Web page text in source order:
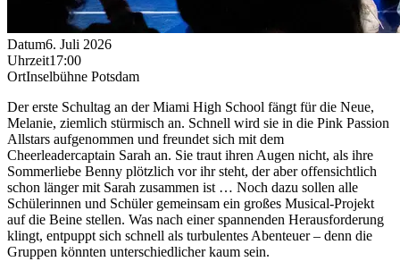
Datum6. Juli 2026
Uhrzeit17:00
OrtInselbühne Potsdam
Der erste Schultag an der Miami High School fängt für die Neue,
Melanie, ziemlich stürmisch an. Schnell wird sie in die Pink Passion
Allstars aufgenommen und freundet sich mit dem
Cheerleadercaptain Sarah an. Sie traut ihren Augen nicht, als ihre
Sommerliebe Benny plötzlich vor ihr steht, der aber offensichtlich
schon länger mit Sarah zusammen ist … Noch dazu sollen alle
Schülerinnen und Schüler gemeinsam ein großes Musical-Projekt
auf die Beine stellen. Was nach einer spannenden Herausforderung
klingt, entpuppt sich schnell als turbulentes Abenteuer – denn die
Gruppen könnten unterschiedlicher kaum sein.